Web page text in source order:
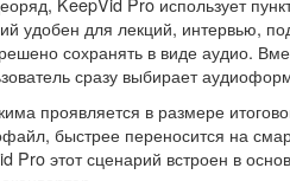
удобен для лекций, интервью,
сохранять в виде аудио.
сразу выбирает
проявляется в размере
быстрее переносится на
этот сценарий встроен в